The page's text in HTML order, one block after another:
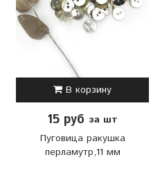
В корзину
15 руб за шт
Пуговица ракушка
перламутр,11 мм